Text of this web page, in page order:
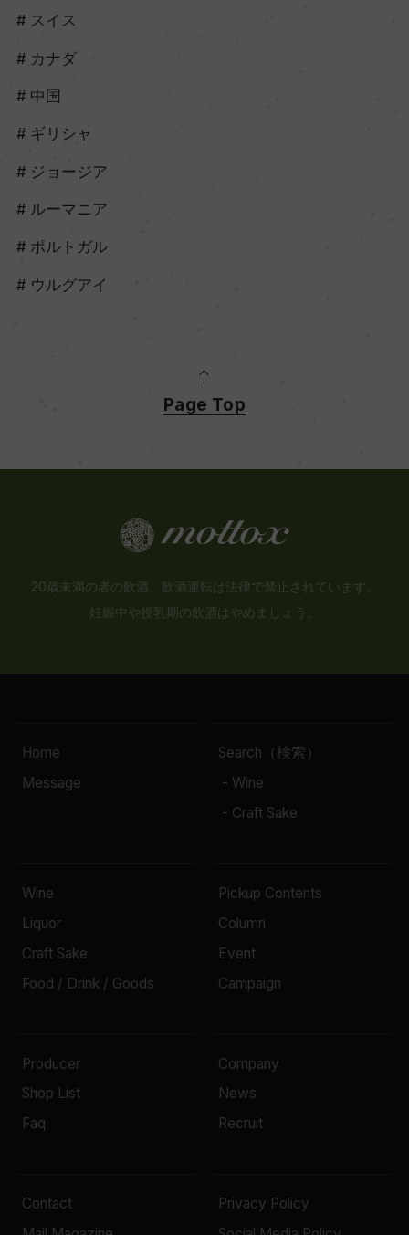
スイス
カナダ
中国
ギリシャ
ジョージア
ルーマニア
ポルトガル
ウルグアイ
Page Top
20歳未満の者の飲酒、飲酒運転は法律で禁止されています。
妊娠中や授乳期の飲酒はやめましょう。
Home
Message
Search（検索）
- Wine
- Craft Sake
Wine
Liquor
Craft Sake
Food / Drink / Goods
Pickup Contents
Column
Event
Campaign
Producer
Shop List
Faq
Company
News
Recruit
Contact
Privacy Policy